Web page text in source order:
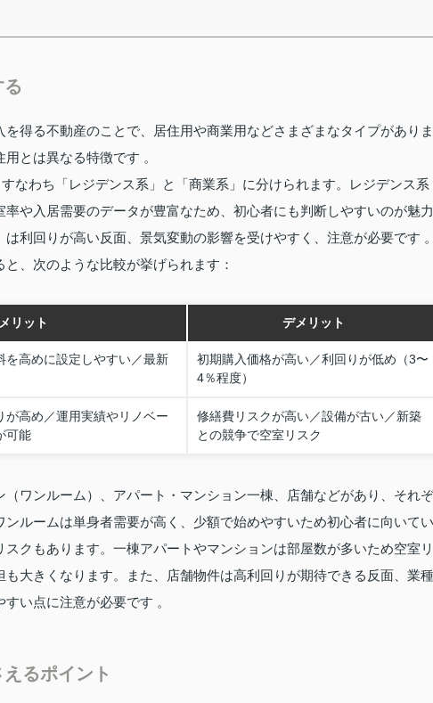
得る不動産のことで、居住用や商業用などさまざまなタイプがありま
とは異なる特徴です 。
なわち「レジデンス系」と「商業系」に分けられます。レジデンス系
や入居需要のデータが豊富なため、初心者にも判断しやすいのが魅力
利回りが高い反面、景気変動の影響を受けやすく、注意が必要です
、次のような比較が挙げられます：
メリット デメリット
を高めに設定しやすい／最新
初期購入価格が高い／利回りが低め（3〜
4％程度）
が高め／運用実績やリノベー
可能
修繕費リスクが高い／設備が古い／新築
との競争で空室リスク
ワンルーム）、アパート・マンション一棟、店舗などがあり、それぞ
ルームは単身者需要が高く、少額で始めやすいため初心者に向いてい
クもあります。一棟アパートやマンションは部屋数が多いため空室リ
大きくなります。また、店舗物件は高利回りが期待できる反面、業種
い点に注意が必要です 。
るポイント